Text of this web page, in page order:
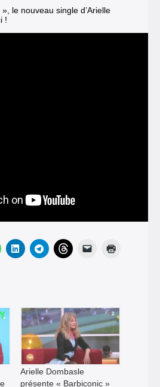
le nouveau single d’Arielle
!
Arielle Dombasle
présente « Barbiconic »